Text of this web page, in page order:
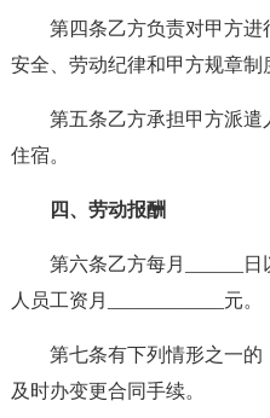
第四条乙方负责对甲方
安全、劳动纪律和甲方规章制
第五条乙方承担甲方派遣
住宿。
四、劳动报酬
第六条乙方每月______
人员工资月____________元。
第七条有下列情形之一
及时办变更合同手续。